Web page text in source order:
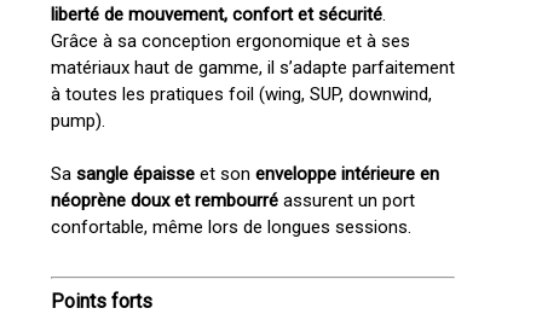
liberté de mouvement, confort et sécurité.
Grâce à sa conception ergonomique et à ses
matériaux haut de gamme, il s’adapte parfaitement
à toutes les pratiques foil (wing, SUP, downwind,
pump).
Sa sangle épaisseet son enveloppe intérieure en
néoprène doux et rembourréassurent un port
confortable, même lors de longues sessions.
Points forts